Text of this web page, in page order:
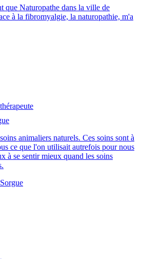
que Naturopathe dans la ville de
à la fibromyalgie, la naturopathie, m'a
animaliers naturels. Ces soins sont à
ce que l'on utilisait autrefois pour nous
à se sentir mieux quand les soins